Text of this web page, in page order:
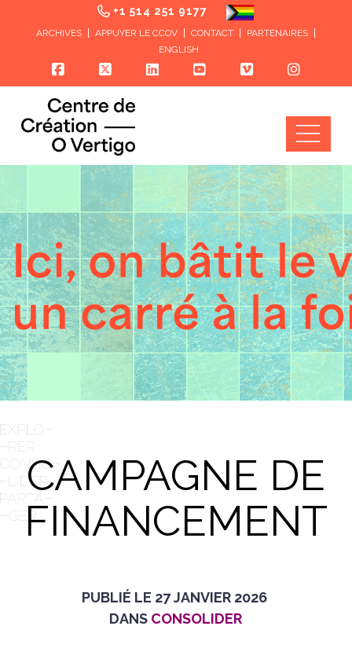
+1 514 251 9177
ARCHIVES APPUYER LE CCOV CONTACT
PARTENAIRES
ENGLISH
CAMPAGNE DE
FINANCEMENT
PUBLIÉ LE 27 JANVIER 2026
DANS CONSOLIDER